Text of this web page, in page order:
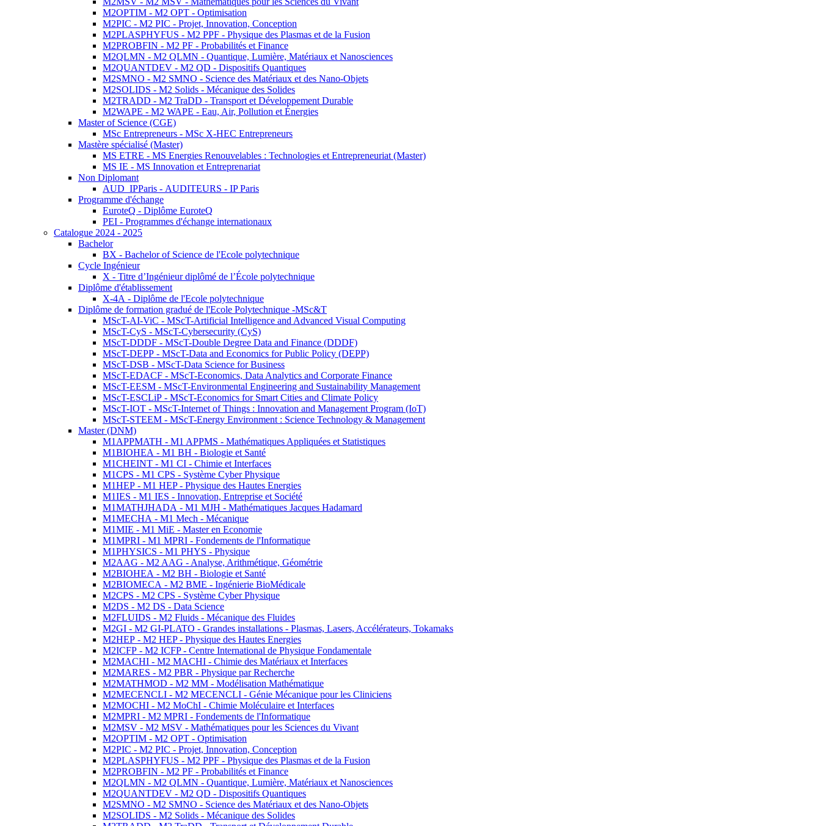
M2OPTIM - M2 OPT - Optimisation
M2PIC - M2 PIC - Projet, Innovation, Conception
M2PLASPHYFUS - M2 PPF - Physique des Plasmas et de la Fusion
M2PROBFIN - M2 PF - Probabilités et Finance
M2QLMN - M2 QLMN - Quantique, Lumière, Matériaux et Nanosciences
M2QUANTDEV - M2 QD - Dispositifs Quantiques
M2SMNO - M2 SMNO - Science des Matériaux et des Nano-Objets
M2SOLIDS - M2 Solids - Mécanique des Solides
M2TRADD - M2 TraDD - Transport et Développement Durable
M2WAPE - M2 WAPE - Eau, Air, Pollution et Énergies
Master of Science (CGE)
MSc Entrepreneurs - MSc X-HEC Entrepreneurs
Mastère spécialisé (Master)
MS ETRE - MS Energies Renouvelables : Technologies et Entrepreneuriat (Master)
MS IE - MS Innovation et Entreprenariat
Non Diplomant
AUD_IPParis - AUDITEURS - IP Paris
Programme d'échange
EuroteQ - Diplôme EuroteQ
PEI - Programmes d'échange internationaux
Catalogue 2024 - 2025
Bachelor
BX - Bachelor of Science de l'Ecole polytechnique
Cycle Ingénieur
X - Titre d’Ingénieur diplômé de l’École polytechnique
Diplôme d'établissement
X-4A - Diplôme de l'Ecole polytechnique
Diplôme de formation gradué de l'Ecole Polytechnique -MSc&T
MScT-AI-ViC - MScT-Artificial Intelligence and Advanced Visual Computing
MScT-CyS - MScT-Cybersecurity (CyS)
MScT-DDDF - MScT-Double Degree Data and Finance (DDDF)
MScT-DEPP - MScT-Data and Economics for Public Policy (DEPP)
MScT-DSB - MScT-Data Science for Business
MScT-EDACF - MScT-Economics, Data Analytics and Corporate Finance
MScT-EESM - MScT-Environmental Engineering and Sustainability Management
MScT-ESCLiP - MScT-Economics for Smart Cities and Climate Policy
MScT-IOT - MScT-Internet of Things : Innovation and Management Program (IoT)
MScT-STEEM - MScT-Energy Environment : Science Technology & Management
Master (DNM)
M1APPMATH - M1 APPMS - Mathématiques Appliquées et Statistiques
M1BIOHEA - M1 BH - Biologie et Santé
M1CHEINT - M1 CI - Chimie et Interfaces
M1CPS - M1 CPS - Système Cyber Physique
M1HEP - M1 HEP - Physique des Hautes Energies
M1IES - M1 IES - Innovation, Entreprise et Société
M1MATHJHADA - M1 MJH - Mathématiques Jacques Hadamard
M1MECHA - M1 Mech - Mécanique
M1MIE - M1 MiE - Master en Economie
M1MPRI - M1 MPRI - Fondements de l'Informatique
M1PHYSICS - M1 PHYS - Physique
M2AAG - M2 AAG - Analyse, Arithmétique, Géométrie
M2BIOHEA - M2 BH - Biologie et Santé
M2BIOMECA - M2 BME - Ingénierie BioMédicale
M2CPS - M2 CPS - Système Cyber Physique
M2DS - M2 DS - Data Science
M2FLUIDS - M2 Fluids - Mécanique des Fluides
M2GI - M2 GI-PLATO - Grandes installations - Plasmas, Lasers, Accélérateurs, Tokamaks
M2HEP - M2 HEP - Physique des Hautes Energies
M2ICFP - M2 ICFP - Centre International de Physique Fondamentale
M2MACHI - M2 MACHI - Chimie des Matériaux et Interfaces
M2MARES - M2 PBR - Physique par Recherche
M2MATHMOD - M2 MM - Modélisation Mathématique
M2MECENCLI - M2 MECENCLI - Génie Mécanique pour les Cliniciens
M2MOCHI - M2 MoChI - Chimie Moléculaire et Interfaces
M2MPRI - M2 MPRI - Fondements de l'Informatique
M2MSV - M2 MSV - Mathématiques pour les Sciences du Vivant
M2OPTIM - M2 OPT - Optimisation
M2PIC - M2 PIC - Projet, Innovation, Conception
M2PLASPHYFUS - M2 PPF - Physique des Plasmas et de la Fusion
M2PROBFIN - M2 PF - Probabilités et Finance
M2QLMN - M2 QLMN - Quantique, Lumière, Matériaux et Nanosciences
M2QUANTDEV - M2 QD - Dispositifs Quantiques
M2SMNO - M2 SMNO - Science des Matériaux et des Nano-Objets
M2SOLIDS - M2 Solids - Mécanique des Solides